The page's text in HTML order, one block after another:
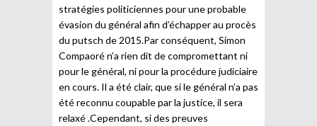
stratégies politiciennes pour une probable
évasion du général afin d’échapper au procès
du putsch de 2015.Par conséquent, Simon
Compaoré n’a rien dit de compromettant ni
pour le général, ni pour la procédure judiciaire
en cours. Il a été clair, que si le général n’a pas
été reconnu coupable par la justice, il sera
relaxé .Cependant, si des preuves